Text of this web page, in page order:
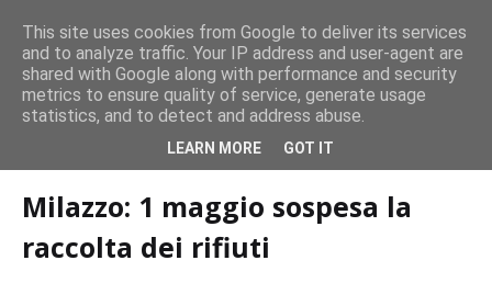
Milazzo 28ª Sagra del Pesce a Vaccarella: il programma
raccolta rifiuti
Milazzo: 1 maggio sospesa la raccolta dei
Milazzo: 1 maggio sospesa la
raccolta dei rifiuti
This site uses cookies from Google to deliver its services
and to analyze traffic. Your IP address and user-agent are
shared with Google along with performance and security
metrics to ensure quality of service, generate usage
statistics, and to detect and address abuse.
LEARN MORE GOT IT